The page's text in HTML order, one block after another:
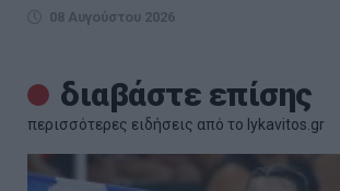
08 Αυγούστου 2026
διαβάστε επίσης
περισσότερες ειδήσεις από το lykavitos.gr